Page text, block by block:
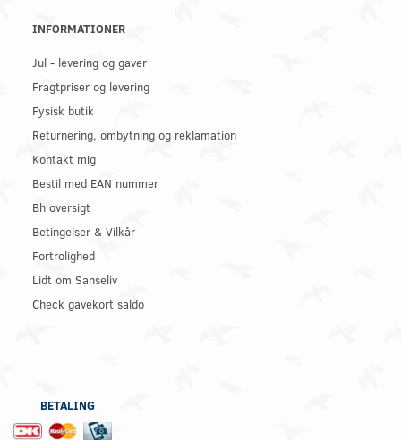
INFORMATIONER
Jul - levering og gaver
Fragtpriser og levering
Fysisk butik
Returnering, ombytning og reklamation
Kontakt mig
Bestil med EAN nummer
Bh oversigt
Betingelser & Vilkår
Fortrolighed
Lidt om Sanseliv
Check gavekort saldo
BETALING